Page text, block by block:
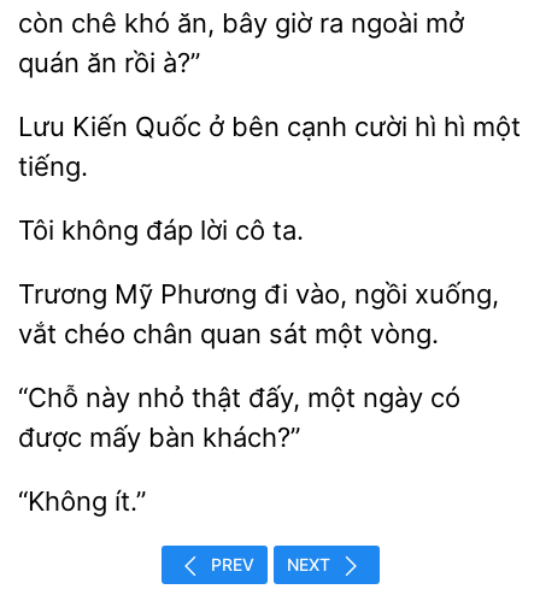
chê
ăn, bây giờ ra ngoài mở
quán ăn rồi à?”
Lưu Kiến Quốc bên cạnh cười hì một
không đáp ta.
Trương Phương đi vào,
xuống,
vắt chéo chân quan sát một
“Chỗ nhỏ thật
một ngày có
được mấy bàn
PREV NEXT